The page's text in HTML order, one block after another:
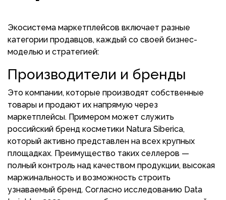
Экосистема маркетплейсов включает разные
категории продавцов, каждый со своей бизнес-
моделью и стратегией:
Производители и бренды
Это компании, которые производят собственные
товары и продают их напрямую через
маркетплейсы. Примером может служить
российский бренд косметики Natura Siberica,
который активно представлен на всех крупных
площадках. Преимущество таких селлеров —
полный контроль над качеством продукции, высокая
маржинальность и возможность строить
узнаваемый бренд. Согласно исследованию Data